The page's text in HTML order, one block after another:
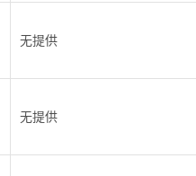
无提供
无提供